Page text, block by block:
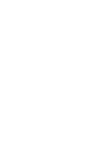
wird mit
Ziel ist es die
um die
Die
als Stück verkauft.